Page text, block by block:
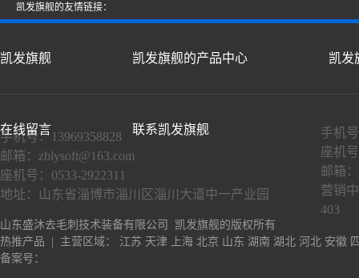
凯发旗舰的友情链接：
凯发旗舰 凯发旗舰的产品中心 凯发
在线留言 联系凯发旗舰
手机号：13969358828
邮箱： zblysoft@163.com
座机号：0533-2922311
地址：山东省淄博市淄川区淄川大道中一产业园
手机
座机
邮箱：
营销
403
山东盛沐去毛刺技术装备有限公司 凯发旗舰的版权所有
热推产品 | 主营区域： 江苏 天津 上海 北京 山东 湖南 湖北 河北 安徽
备案号：